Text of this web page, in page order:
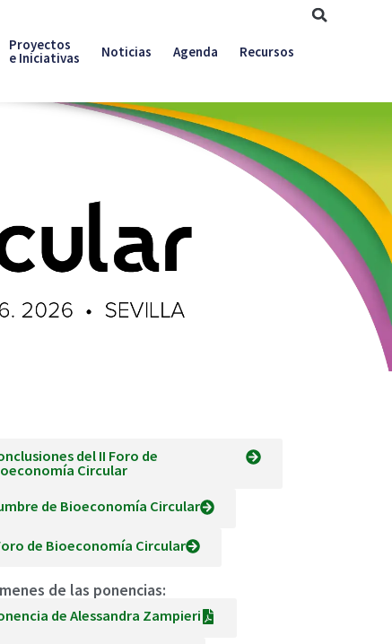
Proyectos
e Iniciativas Noticias Agenda Recursos
del II Foro de
Circular
de Bioeconomía Circular
de Bioeconomía Circular
de las ponencias:
de Alessandra Zampieri